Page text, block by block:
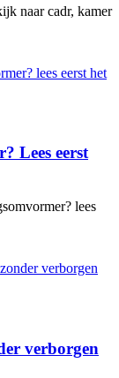
naar cadr, kamer
Lees eerst
lees
verborgen